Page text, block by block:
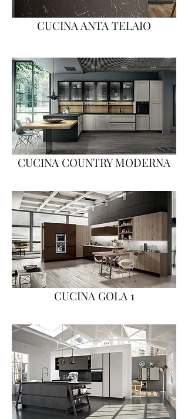
CUCINA ANTA TELAIO
CUCINA COUNTRY MODERNA
CUCINA GOLA 1